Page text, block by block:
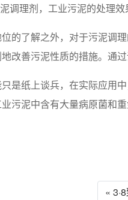
调理剂，工业污泥的处理
的了解之外，对于污泥调
改善污泥性质的措施。通
是纸上谈兵，在实际应用
污泥中含有大量病原菌和
«